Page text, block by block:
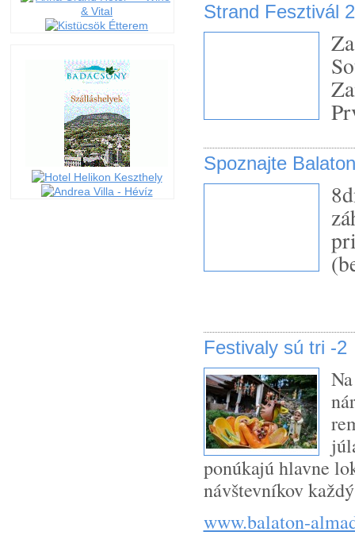
Strand Fesztivál
Spoznajte
Festivaly sú tri -2
ponúkajú hlavne
návštevníkov
www.balaton-